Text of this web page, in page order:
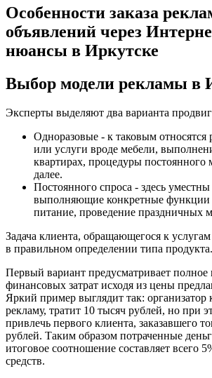
Особенности заказа
объявлений через
нюансы в Иркутске
Выбор модели рекламы в
Эксперты выделяют два варианта
Одноразовые - к таковым относятся
или услуги вроде мебели,
квартирах, процедуры постоянного
далее.
Постоянного спроса - здесь
выполняющие конкретные функции
питание, проведение праздничных
Задача клиента, обращающегося к услугам
в правильном определении типа продукта.
Первый вариант предусматривает полное
финансовых затрат исходя из цены
Яркий пример выглядит так: организатор
рекламу, тратит 10 тысяч рублей, но при
привлечь первого клиента, заказавшего
рублей. Таким образом потраченные
итоговое соотношение составляет всего
средств.